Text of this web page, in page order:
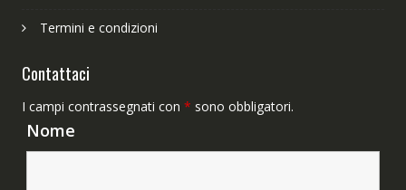
Termini e condizioni
Contattaci
I campi contrassegnati con * sono obbligatori.
Nome